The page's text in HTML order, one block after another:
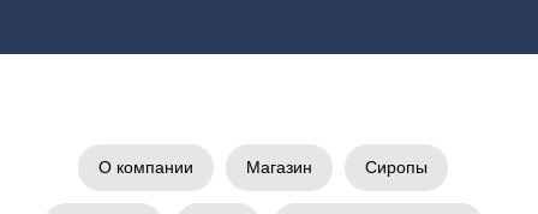
О компании Магазин Сиропы